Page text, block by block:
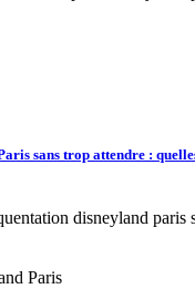
sans trop attendre :
Paris